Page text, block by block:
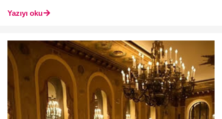
Yazıyı oku